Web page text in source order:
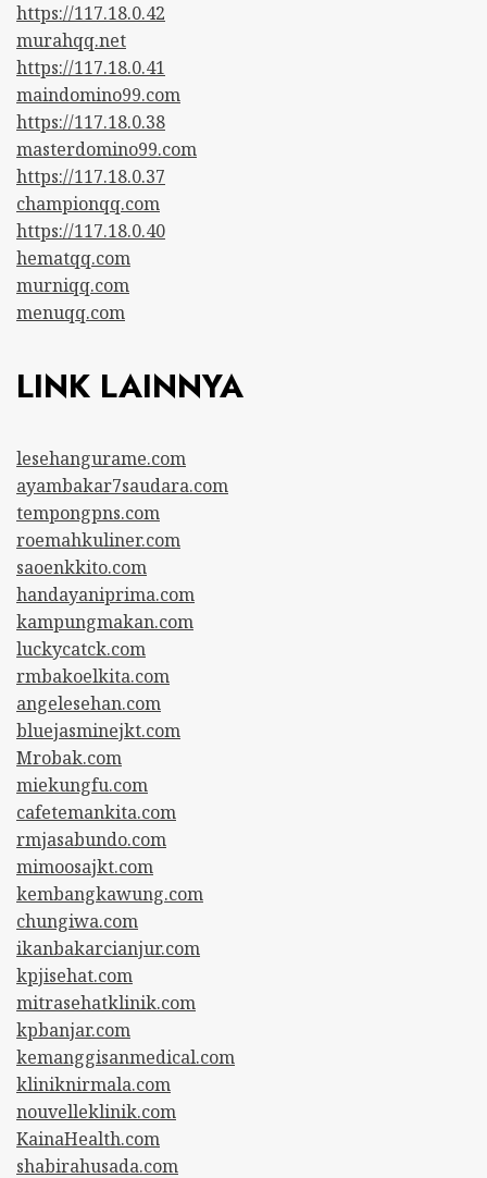
https://117.18.0.42
murahqq.net
https://117.18.0.41
maindomino99.com
https://117.18.0.38
masterdomino99.com
https://117.18.0.37
championqq.com
https://117.18.0.40
hematqq.com
murniqq.com
menuqq.com
LINK LAINNYA
lesehangurame.com
ayambakar7saudara.com
tempongpns.com
roemahkuliner.com
saoenkkito.com
handayaniprima.com
kampungmakan.com
luckycatck.com
rmbakoelkita.com
angelesehan.com
bluejasminejkt.com
Mrobak.com
miekungfu.com
cafetemankita.com
rmjasabundo.com
mimoosajkt.com
kembangkawung.com
chungiwa.com
ikanbakarcianjur.com
kpjisehat.com
mitrasehatklinik.com
kpbanjar.com
kemanggisanmedical.com
kliniknirmala.com
nouvelleklinik.com
KainaHealth.com
shabirahusada.com